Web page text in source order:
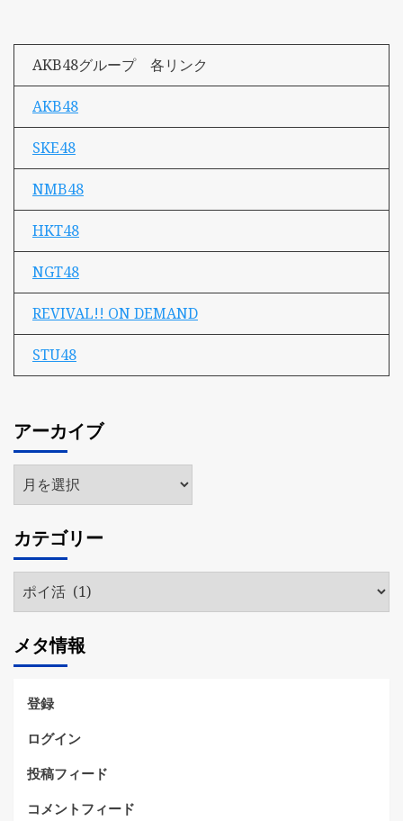
AKB48グループ 各リンク
AKB48
SKE48
NMB48
HKT48
NGT48
REVIVAL!! ON DEMAND
STU48
アーカイブ
ア
ー
イ
ブ
カテゴリー
リ
ー
メタ情報
登録
ログイン
投稿フィード
コメントフィード